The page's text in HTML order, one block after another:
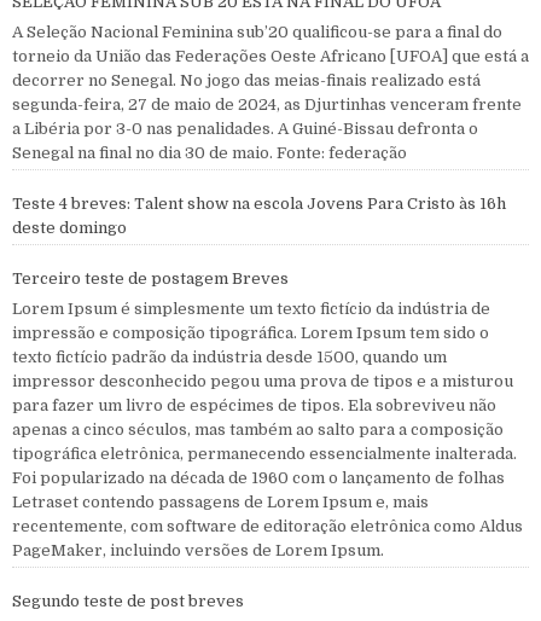
A Seleção Nacional Feminina sub’20 qualificou-se para a final do
torneio da União das Federações Oeste Africano [UFOA] que está a
decorrer no Senegal. No jogo das meias-finais realizado está
segunda-feira, 27 de maio de 2024, as Djurtinhas venceram frente
a Libéria por 3-0 nas penalidades. A Guiné-Bissau defronta o
Senegal na final no dia 30 de maio. Fonte: federação
Teste 4 breves: Talent show na escola Jovens Para Cristo às 16h
deste domingo
Terceiro teste de postagem Breves
Lorem Ipsum é simplesmente um texto fictício da indústria de
impressão e composição tipográfica. Lorem Ipsum tem sido o
texto fictício padrão da indústria desde 1500, quando um
impressor desconhecido pegou uma prova de tipos e a misturou
para fazer um livro de espécimes de tipos. Ela sobreviveu não
apenas a cinco séculos, mas também ao salto para a composição
tipográfica eletrônica, permanecendo essencialmente inalterada.
Foi popularizado na década de 1960 com o lançamento de folhas
Letraset contendo passagens de Lorem Ipsum e, mais
recentemente, com software de editoração eletrônica como Aldus
PageMaker, incluindo versões de Lorem Ipsum.
Segundo teste de post breves